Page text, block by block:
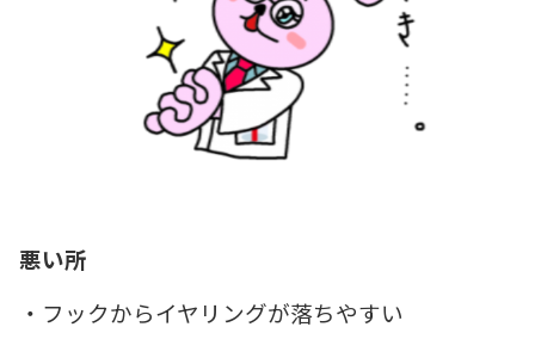
悪い所
・フックからイヤリングが落ちやすい